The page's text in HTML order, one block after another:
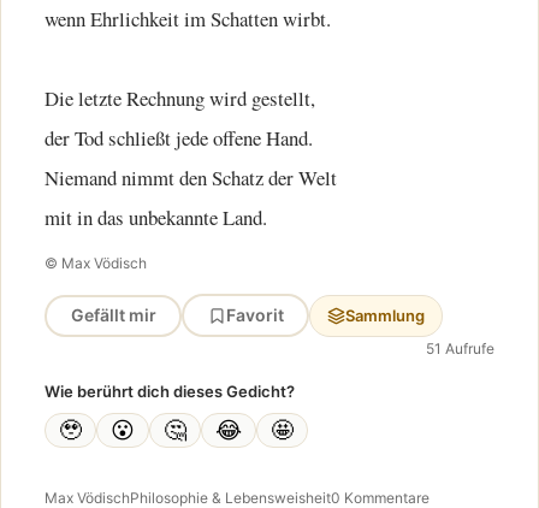
wenn Ehrlichkeit im Schatten wirbt.
Die letzte Rechnung wird gestellt,
der Tod schließt jede offene Hand.
Niemand nimmt den Schatz der Welt
mit in das unbekannte Land.
© Max Vödisch
Gefällt mir Favorit Sammlung
51 Aufrufe
Wie berührt dich dieses Gedicht?
🥹 😮 🤔 😂 🤩
Max VödischPhilosophie & Lebensweisheit0 Kommentare